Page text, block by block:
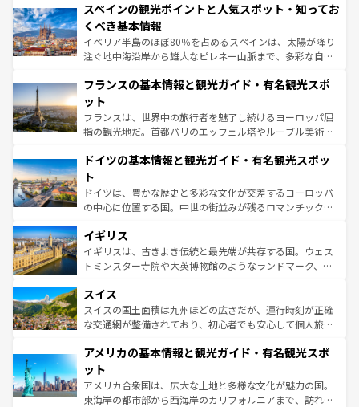
ろん、トスカーナの美しい田園風景やアマルフィ海岸の絶
景など、自然景観も見逃せない。観光の合間には、本場の
ピザやパスタなど、絶品のイタリア料理を堪能することも
できる。朝目覚めてから夜眠るまで、すべての瞬間を楽し
なお、新着のイタリア情報はコンテンツ一覧を参照してほ
しい。
スペインの観光ポイントと人気スポット・知ってお
くべき基本情報
イベリア半島のほぼ80％を占めるスペインは、太陽が降り
注ぐ地中海沿岸から雄大なピレネー山脈まで、多彩な自然
文化が根付くこの国では、情熱的なフラメンコ、熱気あふ
れる闘牛、そして美味しいタパスが生活の一部となってい
る。首都マドリードの洗練された雰囲気や、バルセロナの
アートに溢れた街角から、地方では古代ローマ遺跡や中世
せる。地方によって風土や気候が異なるスペインはその個
ンテンツ一覧 を参照してほしい。
フランスの基本情報と観光ガイド・有名観光スポ
ット
フランスは、世界中の旅行者を魅了し続けるヨーロッパ屈
指の観光地だ。首都パリのエッフェル塔やルーブル美術館
で、幅広い魅力が詰まっている。華麗な宮殿、歴史的な大
聖堂、美しいビーチ、そして豊かな自然が、訪れる者を心
から魅了する。また、フランスは美食の国としても知ら
れ、フランス料理はユネスコ無形文化遺産にも登録されて
香り高いラベンダー畑など、多彩な楽しみ方が可能だ。さ
らに、パリ以外の地域にも魅力が溢れており、どの街角に
も豊かな歴史と文化が息づいている。パリ以外の個性あふ
を参照してほしい。
ドイツの基本情報と観光ガイド・有名観光スポッ
ト
ドイツは、豊かな歴史と多彩な文化が交差するヨーロッパ
の中心に位置する国。中世の街並みが残るロマンチック街
顔を持つこの国は、どこを歩いても飽きることがない。ベ
ルリンの文化的活気、バイエルン州のアルプスの絶景、そ
してライン川沿いのワイン畑といった風景は必見。ビール
は、お酒好きな人にはぜひ体験してほしい。 なお、新着の
ドイツ情報はコンテンツ一覧を参照してほしい。
イギリス
イギリスは、古きよき伝統と最先端が共存する国。ウェス
トミンスター寺院や大英博物館のようなランドマーク、歴
リアごとに異なる魅力がある。また、優雅なアフタヌーン
ティー、ビール好きにはたまらない英国パブ、サッカー観
戦など、本場だからこそできる体験も豊富。イギリスを旅
ンツ一覧を参照してほしい。
スイス
スイスの国土面積は九州ほどの広さだが、運行時刻が正確
な交通網が整備されており、初心者でも安心して個人旅行
の建物がそのまま残る町や、スイスならではのユニークな
博物館もあり、アルプス観光だけでなく町歩きも満喫する
ことができる。国民の所得が高いため物価も高いが、旅行
者向けの交通パス提供のサービスもあり、うまく活用すれ
アメリカの基本情報と観光ガイド・有名観光スポ
ット
アメリカ合衆国は、広大な土地と多様な文化が魅力の国。
東海岸の都市部から西海岸のカリフォルニアまで、訪れる